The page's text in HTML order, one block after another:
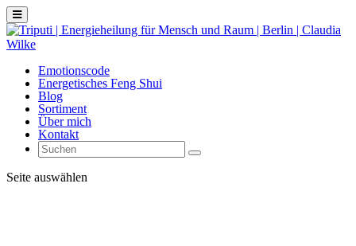
Emotionscode
Energetisches Feng Shui
Blog
Sortiment
Über mich
Kontakt
Seite auswählen